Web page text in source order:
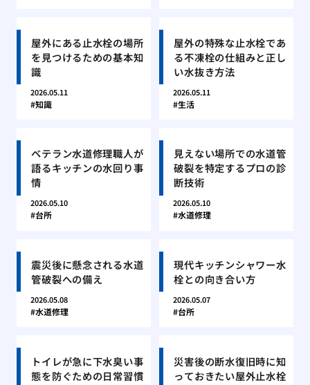
屋外にある止水栓の場所
を見つけるための基本知
識
2026.05.11
知識
屋外の特殊な止水栓であ
る不凍栓の仕組みと正し
い水抜き方法
2026.05.11
生活
ベテラン水道修理職人が
語るキッチンの水回り事
情
2026.05.10
台所
見えない場所での水道管
破裂を特定するプロの診
断技術
2026.05.10
水道修理
震災後に懸念される水道
管破裂への備え
2026.05.08
水道修理
現代キッチンシャワー水
栓との向き合い方
2026.05.07
台所
トイレが急に下水臭い事
態を防ぐための日常習慣
災害後の断水復旧時に知
っておきたい屋外止水栓